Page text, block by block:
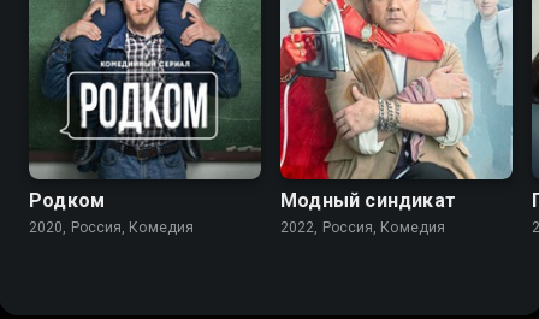
7.9
Родком
2020, Россия, Комедия
7.6
Модный синдикат
2022, Россия, Комедия